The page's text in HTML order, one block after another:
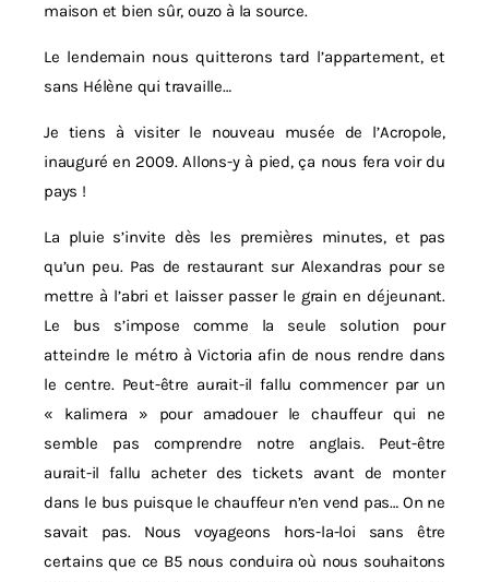
maison et bien sûr, ouzo à la source.
Le lendemain nous quitterons tard l’appartement, et
sans Hélène qui travaille…
Je tiens à visiter le nouveau musée de l’Acropole,
inauguré en 2009. Allons-y à pied, ça nous fera voir du
pays !
La pluie s’invite dès les premières minutes, et pas
qu’un peu. Pas de restaurant sur Alexandras pour se
mettre à l’abri et laisser passer le grain en déjeunant.
Le bus s’impose comme la seule solution pour
atteindre le métro à Victoria afin de nous rendre dans
le centre. Peut-être aurait-il fallu commencer par un
« kalimera » pour amadouer le chauffeur qui ne
semble pas comprendre notre anglais. Peut-être
aurait-il fallu acheter des tickets avant de monter
dans le bus puisque le chauffeur n’en vend pas… On ne
savait pas. Nous voyageons hors-la-loi sans être
certains que ce B5 nous conduira où nous souhaitons